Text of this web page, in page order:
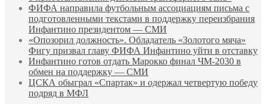
ФИФА направила футбольным ассоциациям письма с
подготовленными текстами в поддержку переизбрания
Инфантино президентом — СМИ
«Опозорил должность». Обладатель «Золотого мяча»
Фигу призвал главу ФИФА Инфантино уйти в отставку
Инфантино готов отдать Марокко финал ЧМ‑2030 в
обмен на поддержку — СМИ
ЦСКА обыграл «Спартак» и одержал четвертую победу
подряд в МФЛ